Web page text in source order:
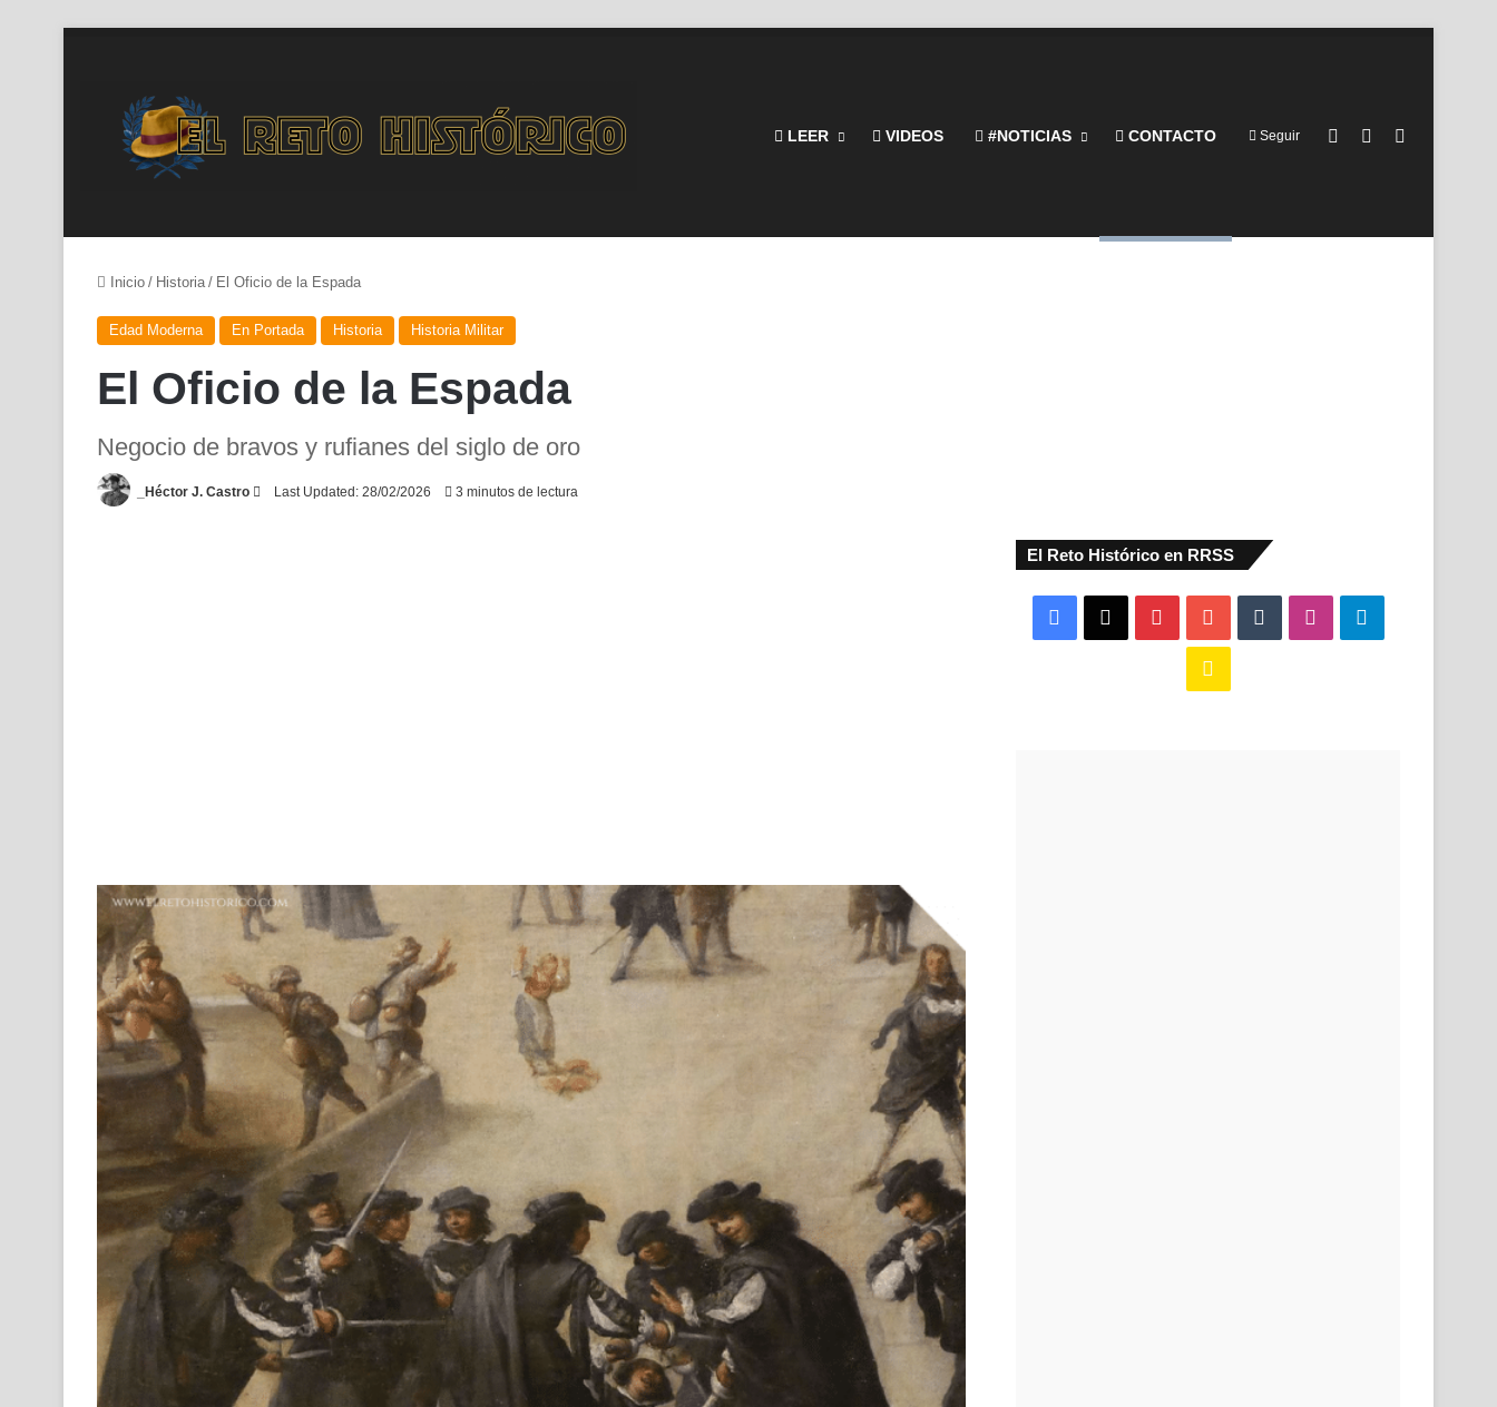
LEER VIDEOS #NOTICIAS CONTACTO Seguir Barra lateral
Switch skin
Inicio / Historia / El Oficio de la Espada
Edad Moderna En Portada Historia Historia Militar
El Oficio de la Espada
Negocio de bravos y rufianes del siglo de oro
_Héctor J. Castro
Send
Last Updated: 28/02/2026 3 minutos de lectura
El Reto Histórico en RRSS
Facebook PinterestYouTubeTumblr Instagram